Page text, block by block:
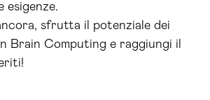
esigenze.
sfrutta il potenziale dei
Brain Computing e raggiungi il